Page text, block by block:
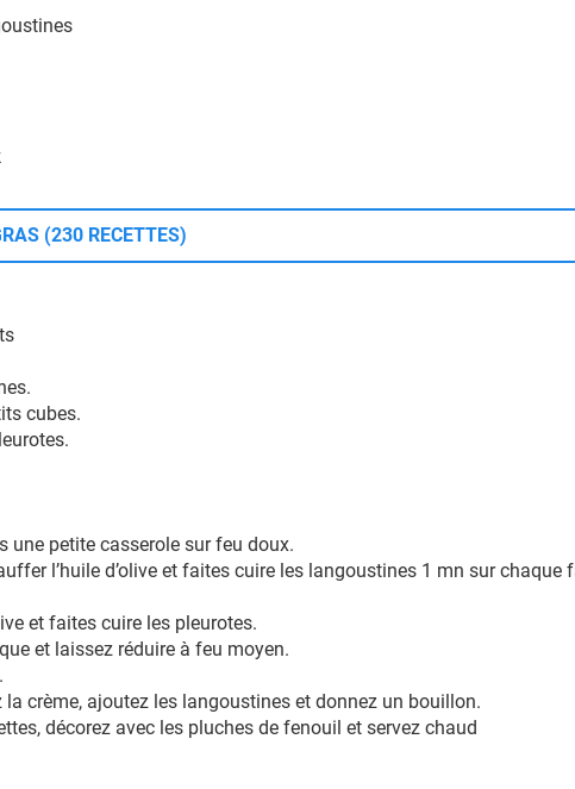
(230 RECETTES)
cubes.
une petite casserole sur feu doux.
l’huile d’olive et faites cuire les langoustines 1 mn sur chaque
et faites cuire les pleurotes.
et laissez réduire à feu moyen.
la crème, ajoutez les langoustines et donnez un bouillon.
décorez avec les pluches de fenouil et servez chaud